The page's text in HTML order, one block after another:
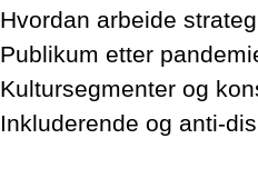
Hvordan arbeide
Publikum etter
Kultursegmenter og
Inkluderende og anti-